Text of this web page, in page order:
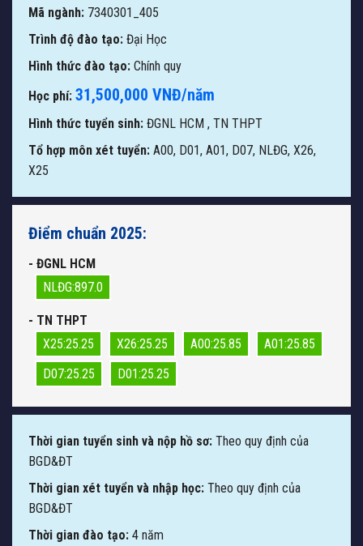
Mã ngành: 7340301_405
Trình độ đào tạo: Đại Học
Hình thức đào tạo: Chính quy
Học phí: 31,500,000 VNĐ/năm
Hình thức tuyển sinh: ĐGNL HCM , TN THPT
Tổ hợp môn xét tuyển: A00, D01, A01, D07, NLĐG, X26,
X25
Điểm chuẩn 2025:
- ĐGNL HCM
NLĐG:897.0
- TN THPT
X25:25.25
X26:25.25 A00:25.85
A01:25.85
D07:25.25
D01:25.25
Thời gian tuyển sinh và nộp hồ sơ: Theo quy định của
BGD&ĐT
Thời gian xét tuyển và nhập học: Theo quy định của
BGD&ĐT
Thời gian đào tạo: 4 năm